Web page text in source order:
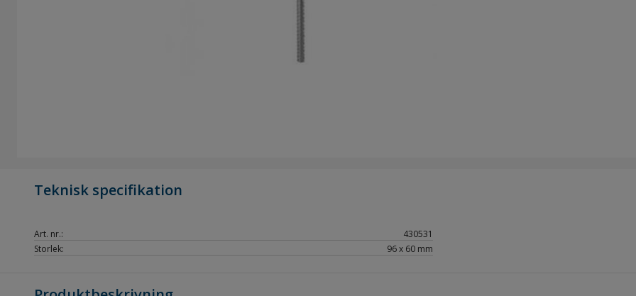
Teknisk specifikation
Art. nr.:
430531
Storlek:
96 x 60 mm